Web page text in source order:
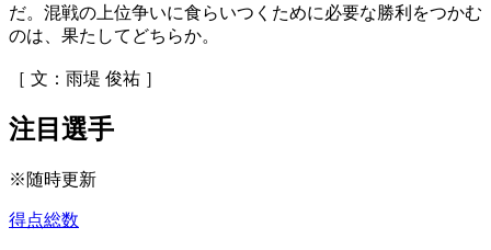
だ。混戦の上位争いに食らいつくために必要な勝利をつかむ
のは、果たしてどちらか。
［ 文：雨堤 俊祐 ］
注目選手
※随時更新
得点総数